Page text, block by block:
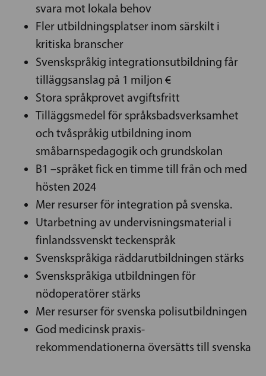
svara mot lokala behov
Fler utbildningsplatser inom särskilt i
kritiska branscher
Svenskspråkig integrationsutbildning får
tilläggsanslag på 1 miljon €
Stora språkprovet avgiftsfritt
Tilläggsmedel för språksbadsverksamhet
och tvåspråkig utbildning inom
småbarnspedagogik och grundskolan
B1 –språket fick en timme till från och med
hösten 2024
Mer resurser för integration på svenska.
Utarbetning av undervisningsmaterial i
finlandssvenskt teckenspråk
Svenskspråkiga räddarutbildningen stärks
Svenskspråkiga utbildningen för
nödoperatörer stärks
Mer resurser för svenska polisutbildningen
God medicinsk praxis-
rekommendationerna översätts till svenska